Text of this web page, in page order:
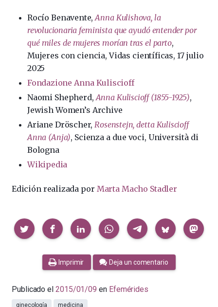
Rocío Benavente,Anna Kulishova, la
revolucionaria feminista que ayudó entender por
qué miles de mujeres morían tras el parto,
Mujeres con ciencia, Vidas científicas, 17 julio
2025
Fondazione Anna Kuliscioff
Naomi Shepherd,Anna Kuliscioff (1855-1925),
Jewish Women’s Archive
Ariane Dröscher,Rosenstejn, detta Kuliscioff
Anna (Anja), Scienza a due voci, Università di
Bologna
Wikipedia
Edición realizada por Marta Macho Stadler
Compartir
Imprimir Deja un comentario
Publicado el 2015/01/09 en Efemérides
ginecología medicina